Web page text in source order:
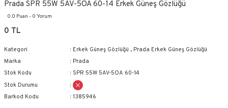
Prada SPR 55W 5AV-5OA 60-14 Erkek Güneş Gözlüğü
0.0 Puan - 0 Yorum
0 TL
Kategori Erkek Güneş Gözlüğü , Prada Erkek Güneş Gözlüğü
Marka
Prada
Stok Kodu
SPR 55W 5AV-5OA 60-14
Stok Durumu
Barkod Kodu
1385946